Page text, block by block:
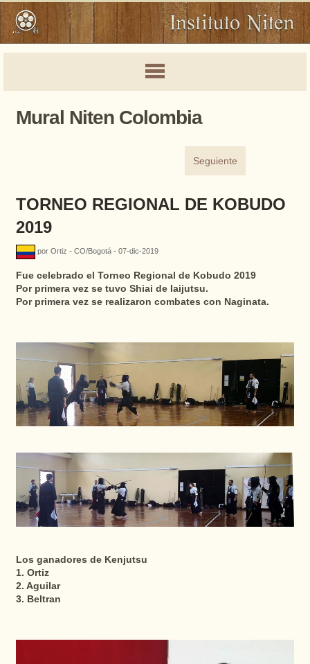
Mural Niten Colombia
Seguiente
TORNEO REGIONAL DE KOBUDO
2019
por Ortiz - CO/Bogotá - 07-dic-2019
Fue celebrado el Torneo Regional de Kobudo 2019
Por primera vez se tuvo Shiai de Iaijutsu.
Por primera vez se realizaron combates con Naginata.
Los ganadores de Kenjutsu
1. Ortiz
2. Aguilar
3. Beltran